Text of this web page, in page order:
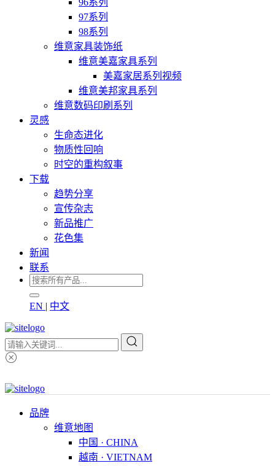
96系列
97系列
98系列
维意家具装饰纸
维意美嘉家具系列
美嘉家居系列视频
维意美邦家具系列
维意数码印刷系列
灵感
生命态进化
物质性回响
时空的重构叙事
下载
趋势分享
宣传杂志
新品推广
花色集
新闻
联系
EN | 中文
品牌
维意地图
中国 · CHINA
越南 · VIETNAM